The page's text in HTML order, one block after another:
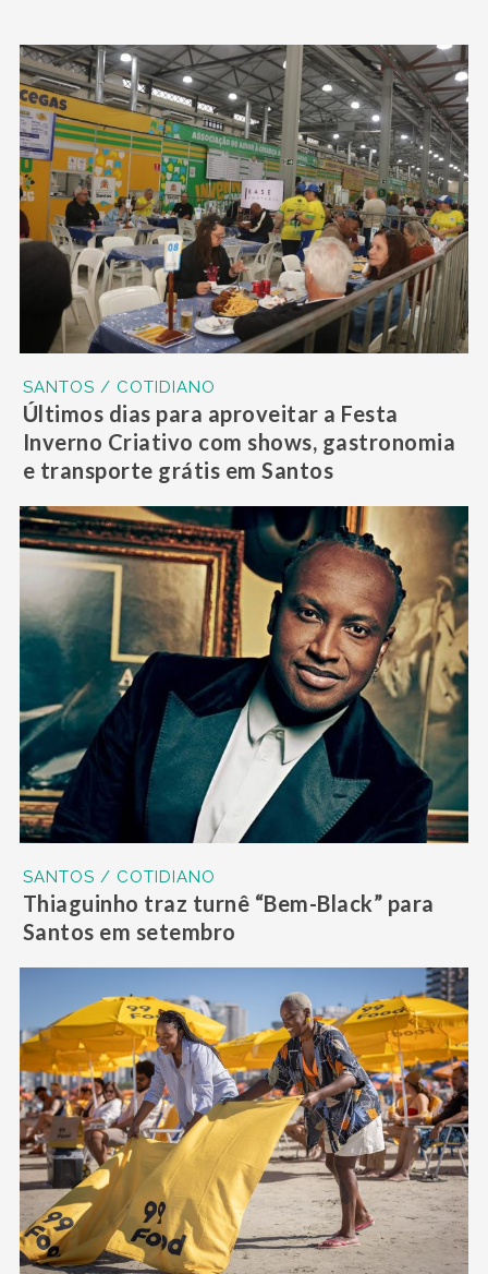
SANTOS / COTIDIANO
Últimos dias para aproveitar a Festa
Inverno Criativo com shows, gastronomia
e transporte grátis em Santos
SANTOS / COTIDIANO
Thiaguinho traz turnê “Bem-Black” para
Santos em setembro